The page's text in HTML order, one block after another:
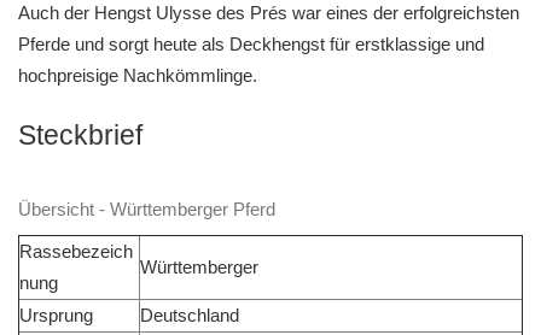
Auch der Hengst Ulysse des Prés war eines der erfolgreichsten
Pferde und sorgt heute als Deckhengst für erstklassige und
hochpreisige Nachkömmlinge.
Steckbrief
Übersicht - Württemberger Pferd
Rassebezeich
nung
Württemberger
Ursprung
Deutschland